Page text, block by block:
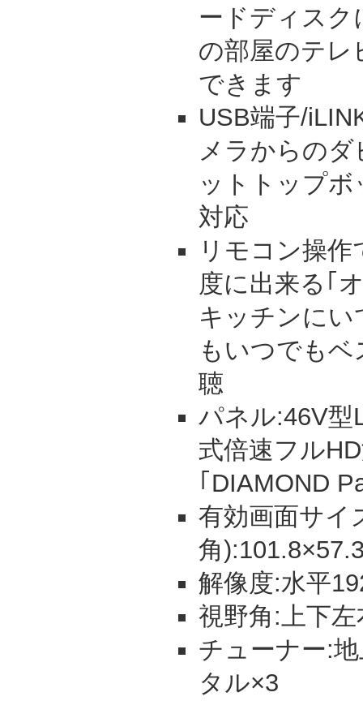
ードディスク
の部屋のテレ
できます
USB端子/
メラからの
ットトップ
対応
リモコン操
度に出来る｢
キッチンに
もいつでも
聴
パネル:46V型
式倍速フル
｢DIAMOND
有効画面サイ
角
解像度:水平
視野角:上下
チューナー:
タル×3